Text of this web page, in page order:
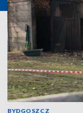
BYDGOSZCZ